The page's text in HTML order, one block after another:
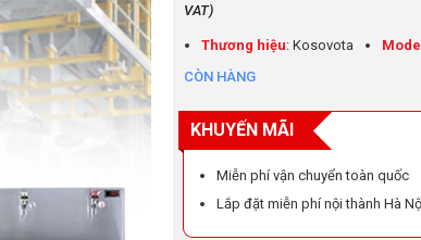
VAT)
Thương hiệu: Kosovota
CÒN HÀNG
KHUYẾN MÃI
Miễn phí vận chuyển toàn quốc
Lắp đặt miễn phí nội thành Hà